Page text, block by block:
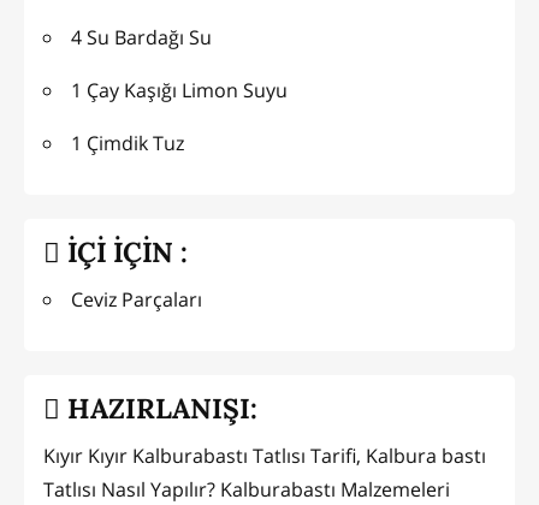
4 Su Bardağı Su
1 Çay Kaşığı Limon Suyu
1 Çimdik Tuz
İÇİ İÇİN :
Ceviz Parçaları
HAZIRLANIŞI:
Kıyır Kıyır Kalburabastı Tatlısı Tarifi, Kalbura bastı
Tatlısı Nasıl Yapılır? Kalburabastı Malzemeleri